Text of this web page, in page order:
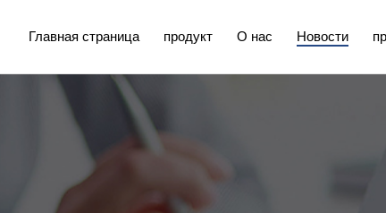
Главная страница продукт О нас Новости